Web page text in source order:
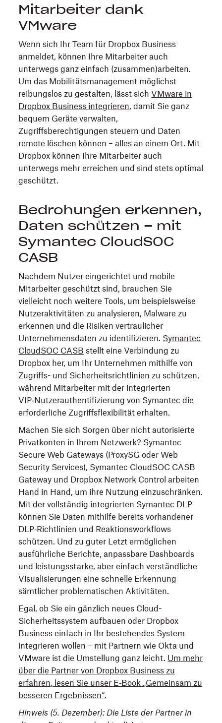
Mitarbeiter dank
VMware
Wenn sich Ihr Team für Dropbox Business
anmeldet, können Ihre Mitarbeiter auch
unterwegs ganz einfach (zusammen)arbeiten.
Um das Mobilitätsmanagement möglichst
reibungslos zu gestalten, lässt sichVMware in
Dropbox Business integrieren, damit Sie ganz
bequem Geräte verwalten,
Zugriffsberechtigungen steuern und Daten
remote löschen können – alles an einem Ort. Mit
Dropbox können Ihre Mitarbeiter auch
unterwegs mehr erreichen und sind stets optimal
geschützt.
Bedrohungen erkennen,
Daten schützen – mit
Symantec CloudSOC
CASB
Nachdem Nutzer eingerichtet und mobile
Mitarbeiter geschützt sind, brauchen Sie
vielleicht noch weitere Tools, um beispielsweise
Nutzeraktivitäten zu analysieren, Malware zu
erkennen und die Risiken vertraulicher
Unternehmensdaten zu identifizieren. Symantec
CloudSOC CASB stellt eine Verbindung zu
Dropbox her, um Ihr Unternehmen mithilfe von
Zugriffs- und Sicherheitsrichtlinien zu schützen,
während Mitarbeiter mit der integrierten
VIP‑Nutzerauthentifizierung von Symantec die
erforderliche Zugriffsflexibilität erhalten.
Machen Sie sich Sorgen über nicht autorisierte
Privatkonten in Ihrem Netzwerk? Symantec
Secure Web Gateways (ProxySG oder Web
Security Services), Symantec CloudSOC CASB
Gateway und Dropbox Network Control arbeiten
Hand in Hand, um ihre Nutzung einzuschränken.
Mit der vollständig integrierten Symantec DLP
können Sie Daten mithilfe bereits vorhandener
DLP‑Richtlinien und Reaktionsworkflows
schützen. Und zu guter Letzt ermöglichen
ausführliche Berichte, anpassbare Dashboards
und leistungsstarke, aber einfach verständliche
Visualisierungen eine schnelle Erkennung
sämtlicher problematischen Aktivitäten.
Egal, ob Sie ein gänzlich neues Cloud-
Sicherheitssystem aufbauen oder Dropbox
Business einfach in Ihr bestehendes System
integrieren wollen – mit Partnern wie Okta und
VMware ist die Umstellung ganz leicht. Um mehr
über die Partner von Dropbox Business zu
erfahren, lesen Sie unser E‑Book „Gemeinsam zu
besseren Ergebnissen“.
Hinweis (5. Dezember): Die Liste der Partner in